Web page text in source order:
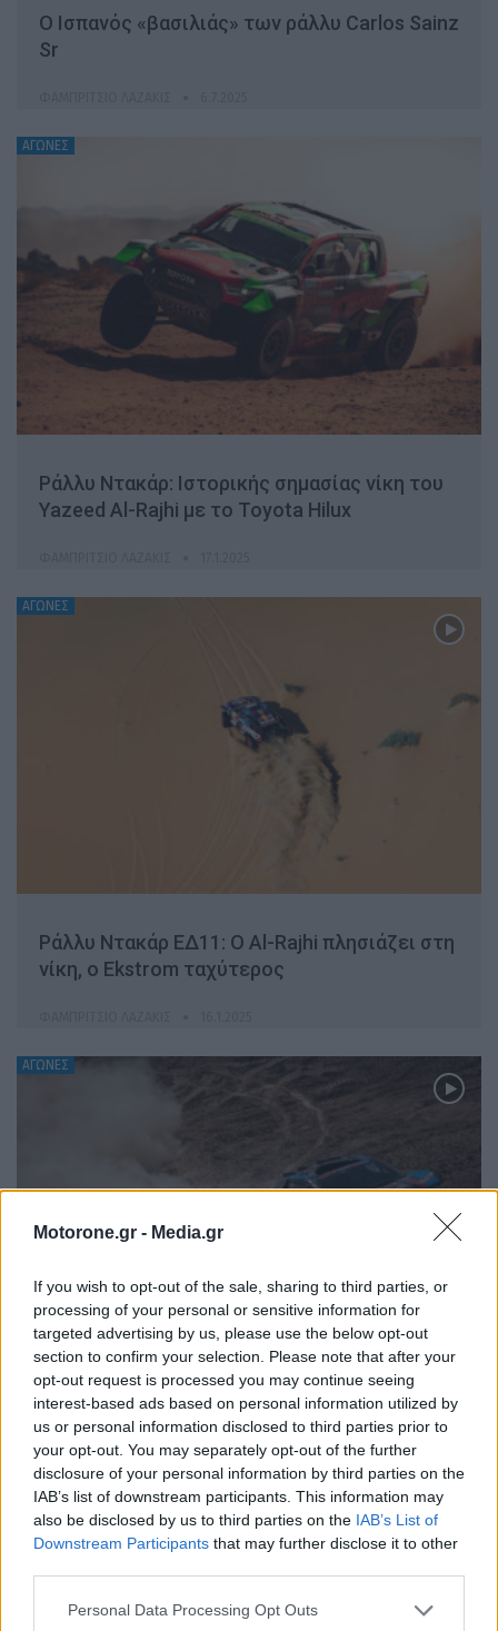
Motorone.gr - Media.gr
If you wish to opt-out of the sale, sharing to third parties, or
processing of your personal or sensitive information for
targeted advertising by us, please use the below opt-out
section to confirm your selection. Please note that after your
opt-out request is processed you may continue seeing
interest-based ads based on personal information utilized by
us or personal information disclosed to third parties prior to
your opt-out. You may separately opt-out of the further
disclosure of your personal information by third parties on the
IAB’s list of downstream participants. This information may
also be disclosed by us to third parties on the IAB’s List of
Downstream Participants that may further disclose it to other
Personal Data Processing Opt Outs
Ο Ισπανός «βασιλιάς» των ράλλυ Carlos Sainz
Sr
ΑΓΩΝΕΣ
Ράλλυ Ντακάρ: Ιστορικής σημασίας νίκη του
Yazeed Al-Rajhi με το Toyota Hilux
ΑΓΩΝΕΣ
Ράλλυ Ντακάρ ΕΔ11: O Al-Rajhi πλησιάζει στη
νίκη, ο Ekstrom ταχύτερος
ΑΓΩΝΕΣ
Ράλλυ Ντακάρ ΕΔ10: O Lategan «προσπερνά»
ξανά τον Al-Rajhi, o Roma ταχύτερος
ΦΑΜΠΡΊΤΣΙΟ ΛΑΖΆΚΙΣ 15.1.2025
ΠΑΛΑΙΌΤΕΡΑ ΆΡΘΡΑ